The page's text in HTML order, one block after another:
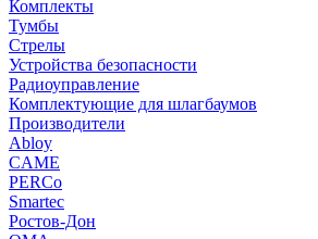
Комплекты
Тумбы
Стрелы
Устройства безопасности
Радиоуправление
Комплектующие для шлагбаумов
Производители
Abloy
CAME
PERCo
Smartec
Ростов-Дон